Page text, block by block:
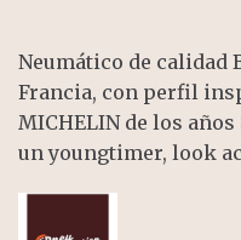
Neumático de calidad
Francia, con perfil
MICHELIN de los
un youngtimer, look